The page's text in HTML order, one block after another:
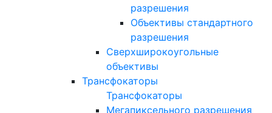
разрешения
Объективы стандартного
разрешения
Сверхширокоугольные
объективы
Трансфокаторы
Трансфокаторы
Мегапиксельного разрешения